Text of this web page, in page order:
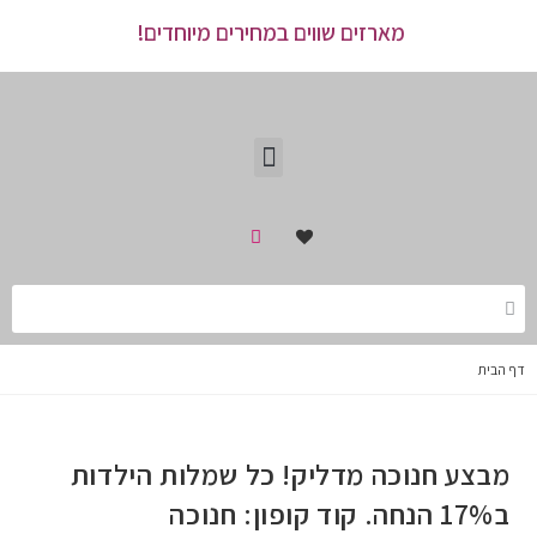
מארזים שווים במחירים מיוחדים!
דף הבית
מבצע חנוכה מדליק! כל שמלות הילדות
ב17% הנחה. קוד קופון: חנוכה